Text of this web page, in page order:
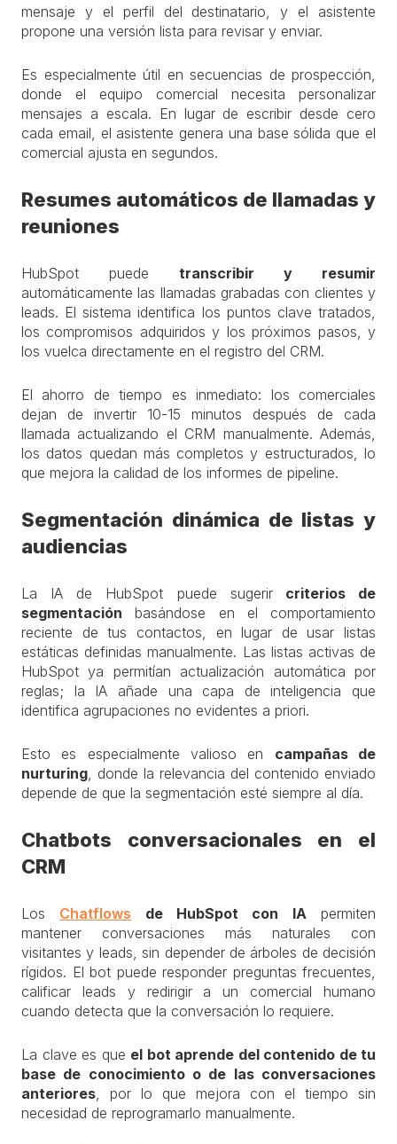
mensaje y el perfil del destinatario, y el asistente
propone una versión lista para revisar y enviar.
Es especialmente útil en secuencias de prospección,
donde el equipo comercial necesita personalizar
mensajes a escala. En lugar de escribir desde cero
cada email, el asistente genera una base sólida que el
comercial ajusta en segundos.
Resumes automáticos de llamadas y
reuniones
HubSpot puede transcribir y resumir
automáticamente las llamadas grabadas con clientes y
leads. El sistema identifica los puntos clave tratados,
los compromisos adquiridos y los próximos pasos, y
los vuelca directamente en el registro del CRM.
El ahorro de tiempo es inmediato: los comerciales
dejan de invertir 10-15 minutos después de cada
llamada actualizando el CRM manualmente. Además,
los datos quedan más completos y estructurados, lo
que mejora la calidad de los informes de pipeline.
Segmentación dinámica de listas y
audiencias
La IA de HubSpot puede sugerircriterios de
segmentación basándose en el comportamiento
reciente de tus contactos, en lugar de usar listas
estáticas definidas manualmente. Las listas activas de
HubSpot ya permitían actualización automática por
reglas; la IA añade una capa de inteligencia que
identifica agrupaciones no evidentes a priori.
Esto es especialmente valioso en campañas de
nurturing, donde la relevancia del contenido enviado
depende de que la segmentación esté siempre al día.
Chatbots conversacionales en el
CRM
Los Chatflows de HubSpot con IApermiten
mantener conversaciones más naturales con
visitantes y leads, sin depender de árboles de decisión
rígidos. El bot puede responder preguntas frecuentes,
calificar leads y redirigir a un comercial humano
cuando detecta que la conversación lo requiere.
La clave es que el bot aprende del contenido de tu
base de conocimiento o de las conversaciones
anteriores, por lo que mejora con el tiempo sin
necesidad de reprogramarlo manualmente.